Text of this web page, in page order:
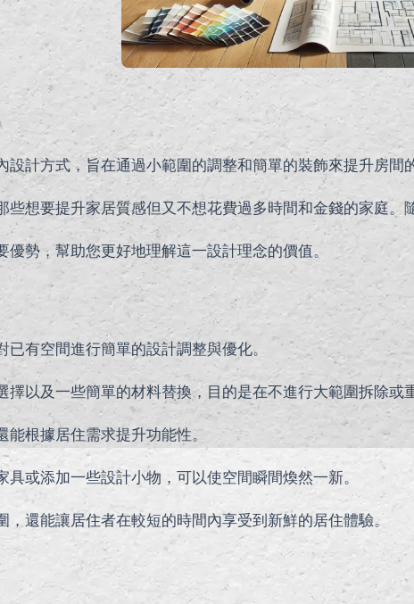
計方式，旨在通過小範圍的調整和簡單的裝飾來提升房間
些想要提升家居質感但又不想花費過多時間和金錢的家庭
勢，幫助您更好地理解這一設計理念的價值。
有空間進行簡單的設計調整與優化。
以及一些簡單的材料替換，目的是在不進行大範圍拆除或
根據居住需求提升功能性。
或添加一些設計小物，可以使空間瞬間煥然一新。
還能讓居住者在較短的時間內享受到新鮮的居住體驗。